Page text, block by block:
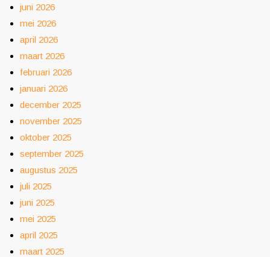
juni 2026
mei 2026
april 2026
maart 2026
februari 2026
januari 2026
december 2025
november 2025
oktober 2025
september 2025
augustus 2025
juli 2025
juni 2025
mei 2025
april 2025
maart 2025